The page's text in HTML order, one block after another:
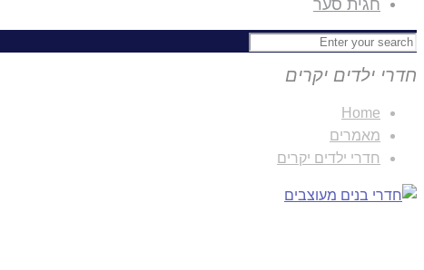
חגית סער
חדרי ילדים יקרים
Home
מאמרים
חדרי ילדים יקרים